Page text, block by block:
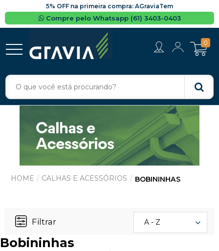
5% OFF na primeira compra: AGraviaTem
Compre pelo Whatsapp (61) 3403-0403
0
CALHAS E ACESSÓRIOS BOBININHAS
Filtrar A - Z
Bobininhas